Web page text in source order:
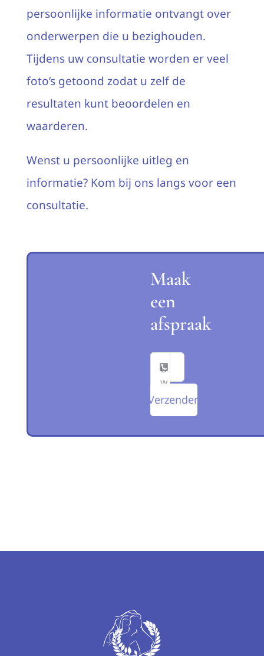
persoonlijke informatie ontvangt over
onderwerpen die u bezighouden.
Tijdens uw consultatie worden er veel
foto’s getoond zodat u zelf de
resultaten kunt beoordelen en
waarderen.
Wenst u persoonlijke uitleg en
informatie? Kom bij ons langs voor een
consultatie.
Maak
een
afspraak
Verzenden